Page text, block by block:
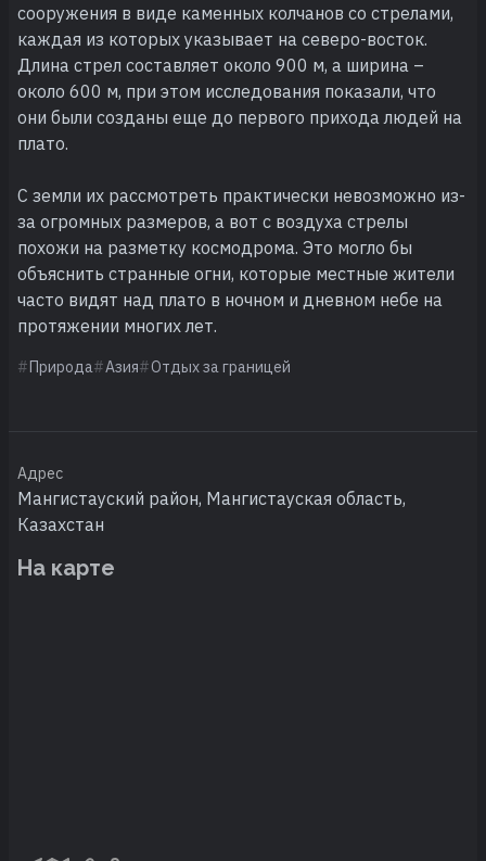
сооружения в виде каменных колчанов со стрелами,
каждая из которых указывает на северо-восток.
Длина стрел составляет около 900 м, а ширина –
около 600 м, при этом исследования показали, что
они были созданы еще до первого прихода людей на
плато.
С земли их рассмотреть практически невозможно из-
за огромных размеров, а вот с воздуха стрелы
похожи на разметку космодрома. Это могло бы
объяснить странные огни, которые местные жители
часто видят над плато в ночном и дневном небе на
протяжении многих лет.
Природа Азия Отдых за границей
Адрес
Мангистауский район, Мангистауская область,
Казахстан
На карте